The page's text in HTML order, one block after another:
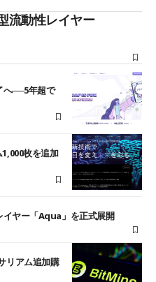
流動性レイヤー
へ──5年超で
枚を追加
ヤー「Aqua」を正式展開
リアム追加購